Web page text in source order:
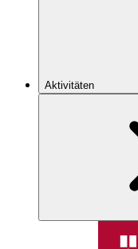
Aktivitäten